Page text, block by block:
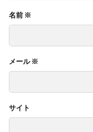
名前 ※
メール※
サイト